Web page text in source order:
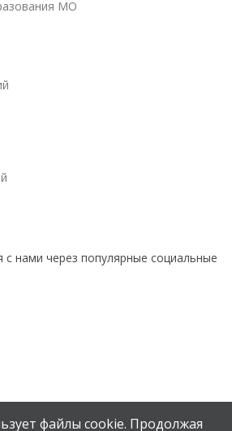
МО
нами через популярные социальные
файлы cookie. Продолжая